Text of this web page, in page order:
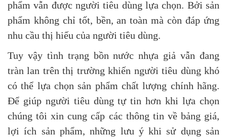
phẩm vẫn được người tiêu dùng lựa chọn. Bởi sản
phẩm không chỉ tốt, bền, an toàn mà còn đáp ứng
nhu cầu thị hiếu của người tiêu dùng.
Tuy vậy tình trạng bồn nước nhựa giả vẫn đang
tràn lan trên thị trường khiến người tiêu dùng khó
có thể lựa chọn sản phẩm chất lượng chính hãng.
Để giúp người tiêu dùng tự tin hơn khi lựa chọn
chúng tôi xin cung cấp các thông tin về bảng giá,
lợi ích sản phẩm, những lưu ý khi sử dụng sản